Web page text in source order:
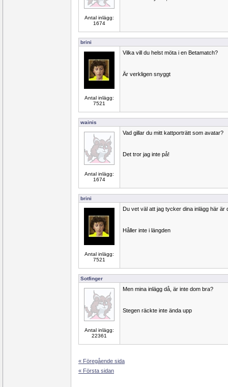
Antal inlägg:
1674
brini
Antal inlägg:
7521
Vilka vill du helst möta i en Betamatch?
Är verkligen snyggt
wainis
Antal inlägg:
1674
Vad gillar du mitt kattporträtt som avatar?
Det tror jag inte på!
brini
Antal inlägg:
7521
Du vet väl att jag tycker dina inlägg här är
Håller inte i längden
Sotfinger
Antal inlägg:
22361
Men mina inlägg då, är inte dom bra?
Stegen räckte inte ända upp
« Föregående sida
« Första sidan